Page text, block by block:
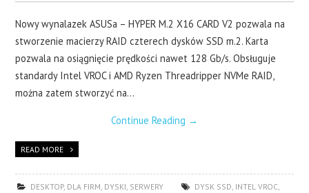
Nowy wynalazek ASUSa – HYPER M.2 X16 CARD V2 pozwala na
stworzenie macierzy RAID czterech dysków SSD m.2. Karta
pozwala na osiągnięcie prędkości nawet 128 Gb/s. Obsługuje
standardy Intel VROC i AMD Ryzen Threadripper NVMe RAID,
można zatem stworzyć na…
Continue Reading →
READ MORE
DESKTOP, DLA FIRM, DYSKI, SERWERY DYSK SSD, INTEL VROC,